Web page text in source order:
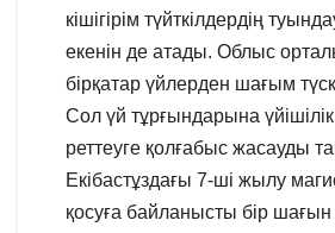
кішігірім түйткілдердің
екенін де атады. Облыс
бірқатар үйлерден шағым
Сол үй тұрғындарына үйішілік
реттеуге қолғабыс жасауды
Екібастұздағы 7-ші жылу
қосуға байланысты бір шағын